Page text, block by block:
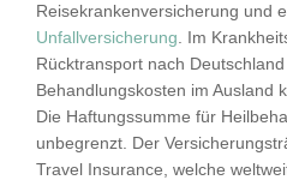
Reisekrankenversicherung und
Unfallversicherung . Im
Rücktransport nach
Behandlungskosten im Ausland
Die Haftungssumme für
unbegrenzt. Der
Travel Insurance, welche